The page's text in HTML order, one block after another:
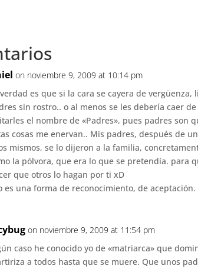
on noviembre 9, 2009 at 10:14 pm
es que si la cara se cayera de
sin rostro.. o al menos se les debería caer
el nombre de «Padres», pues padres son
cosas me enervan.. Mis padres, después de
mismos, se lo dijeron a la familia,
la pólvora, que era lo que se pretendía. para
que otros lo hagan por ti xD
es una forma de reconocimiento, de aceptación.
on noviembre 9, 2009 at 11:54 pm
caso he conocido yo de «matriarca» que
a todos hasta que se muere. Que unos